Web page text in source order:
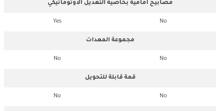
مصابيح أمامية بخاصية التعديل الاوتوماتيكي
No
Yes
مجموعة المعدات
No
No
قمة قابلة للتحويل
No
No